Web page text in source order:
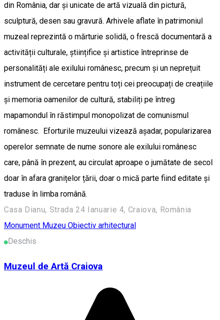
din România, dar și unicate de artă vizuală din pictură,
sculptură, desen sau gravură. Arhivele aflate în patrimoniul
muzeal reprezintă o mărturie solidă, o frescă documentară a
activității culturale, științifice și artistice întreprinse de
personalități ale exilului românesc, precum și un neprețuit
instrument de cercetare pentru toți cei preocupați de creațiile
și memoria oamenilor de cultură, stabiliți pe întreg
mapamondul în răstimpul monopolizat de comunismul
românesc. Eforturile muzeului vizează așadar, popularizarea
operelor semnate de nume sonore ale exilului românesc
care, până în prezent, au circulat aproape o jumătate de secol
doar în afara granițelor țării, doar o mică parte fiind editate și
traduse în limba română.
Casa Dianu, Strada 24 Ianuarie 4, Craiova, România
Monument Muzeu Obiectiv arhitectural
Deschis
Muzeul de Artă Craiova